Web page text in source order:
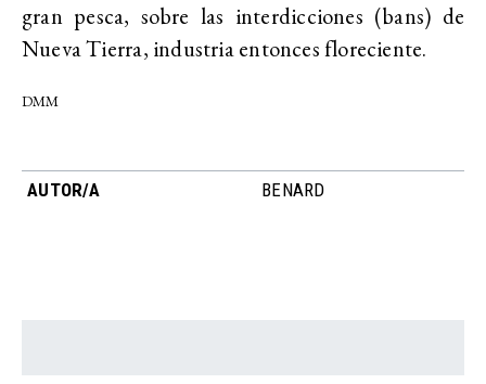
gran pesca, sobre las interdicciones (bans) de
Nueva Tierra, industria entonces floreciente.
DMM
AUTOR/A BENARD